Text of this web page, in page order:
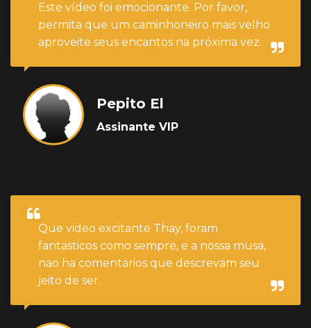
Este vídeo foi emocionante. Por favor,
permita que um caminhoneiro mais velho
aproveite seus encantos na próxima vez.
Pepito El
Assinante VIP
Que video excitante Thay, foram
fantasticos como sempre, e a nossa musa,
nao ha comentarios que descrevam seu
jeito de ser.